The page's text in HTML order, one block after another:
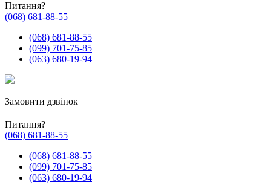
Питання?
(068) 681-88-55
(068) 681-88-55
(099) 701-75-85
(063) 680-19-94
Замовити дзвінок
Питання?
(068) 681-88-55
(068) 681-88-55
(099) 701-75-85
(063) 680-19-94